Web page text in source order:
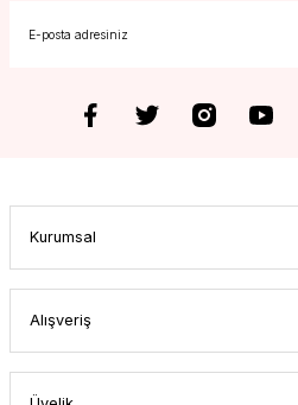
Kurumsal
Alışveriş